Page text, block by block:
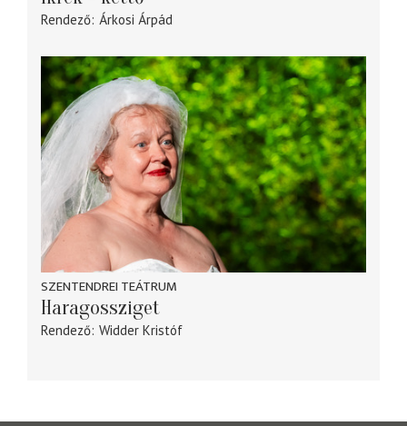
Rendező Árkosi Árpád
SZENTENDREI TEÁTRUM
Haragossziget
Rendező Widder Kristóf